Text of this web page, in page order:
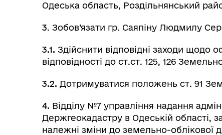
Одеська область, Роздільнянський
3. Зобов’язати гр. Саяпіну Людмилу
3.1. Здійснити відповідні заходи щодо
відповідності до ст.ст. 125, 126
3.2. Дотримуватися положень ст. 91
4. Відділу №7 управління надання
Держгеокадастру в Одеській області,
належні зміни до земельно-облікової